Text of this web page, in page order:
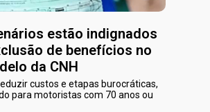
estão indignados
de benefícios no
da CNH
custos e etapas burocráticas,
para motoristas com 70 anos ou